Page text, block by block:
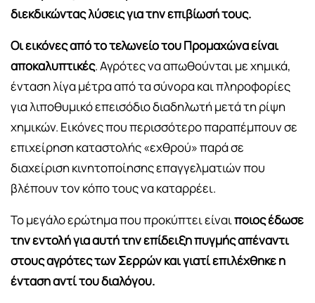
διεκδικώντας λύσεις για την επιβίωσή τους.
Οι εικόνες από το τελωνείο του Προμαχώνα είναι
αποκαλυπτικές. Αγρότες να απωθούνται με χημικά,
ένταση λίγα μέτρα από τα σύνορα και πληροφορίες
για λιποθυμικό επεισόδιο διαδηλωτή μετά τη ρίψη
χημικών. Εικόνες που περισσότερο παραπέμπουν σε
επιχείρηση καταστολής «εχθρού» παρά σε
διαχείριση κινητοποίησης επαγγελματιών που
βλέπουν τον κόπο τους να καταρρέει.
Το μεγάλο ερώτημα που προκύπτει είναιποιος έδωσε
την εντολή για αυτή την επίδειξη πυγμής απέναντι
στους αγρότες των Σερρών και γιατί επιλέχθηκε η
ένταση αντί του διαλόγου.